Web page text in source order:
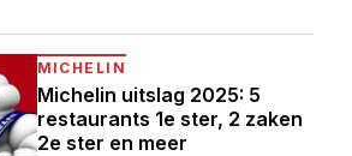
MICHELIN
Michelin uitslag 2025: 5
restaurants 1e ster, 2 zaken
2e ster en meer